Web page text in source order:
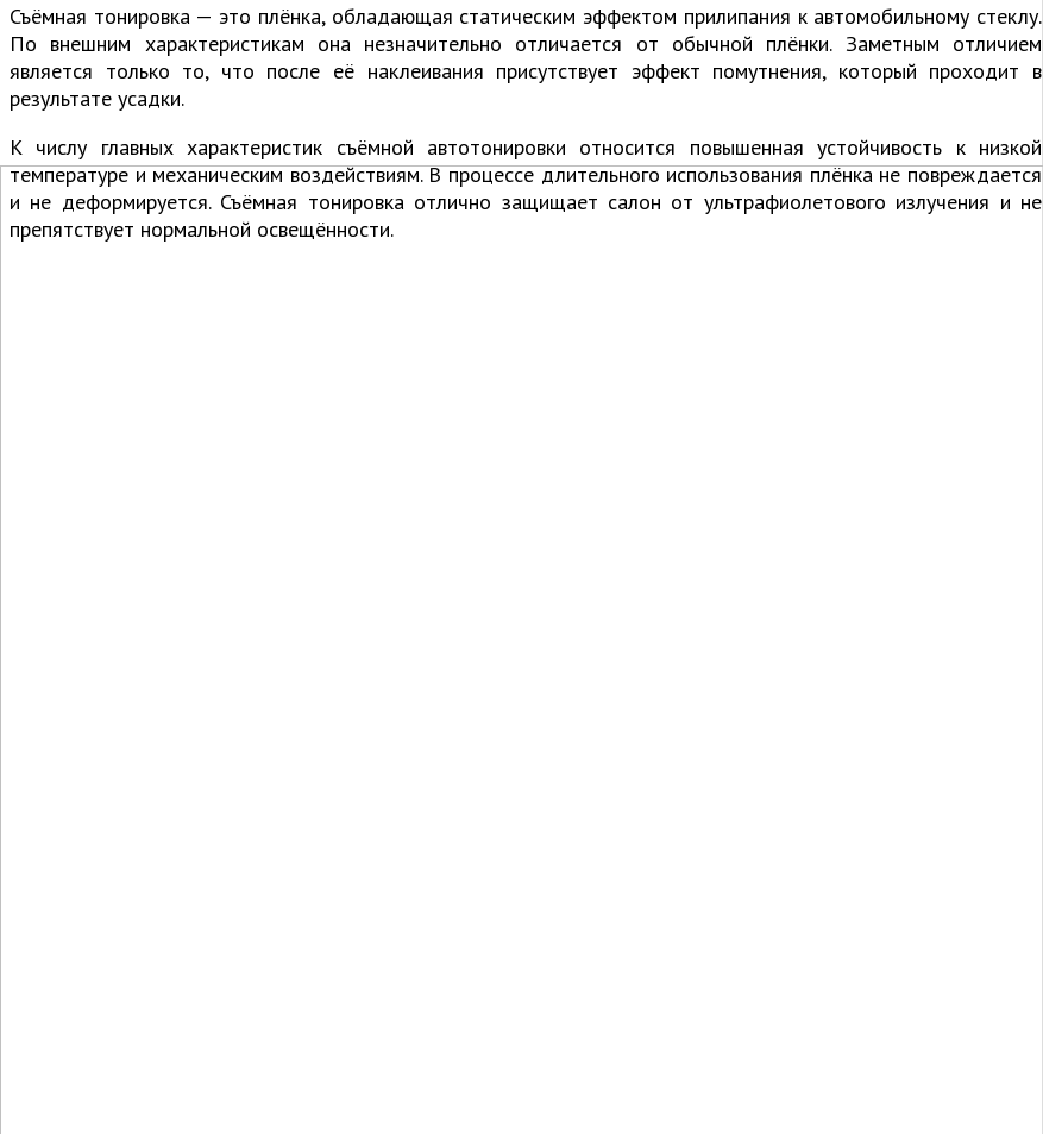
Съёмная тонировка — это плёнка, обладающая статическим эффектом прилипания к автомобильному стеклу.
По внешним характеристикам она незначительно отличается от обычной плёнки. Заметным отличием
является только то, что после её наклеивания присутствует эффект помутнения, который проходит в
результате усадки.
К числу главных характеристик съёмной автотонировки относится повышенная устойчивость к низкой
температуре и механическим воздействиям. В процессе длительного использования плёнка не повреждается
и не деформируется. Съёмная тонировка отлично защищает салон от ультрафиолетового излучения и не
препятствует нормальной освещённости.